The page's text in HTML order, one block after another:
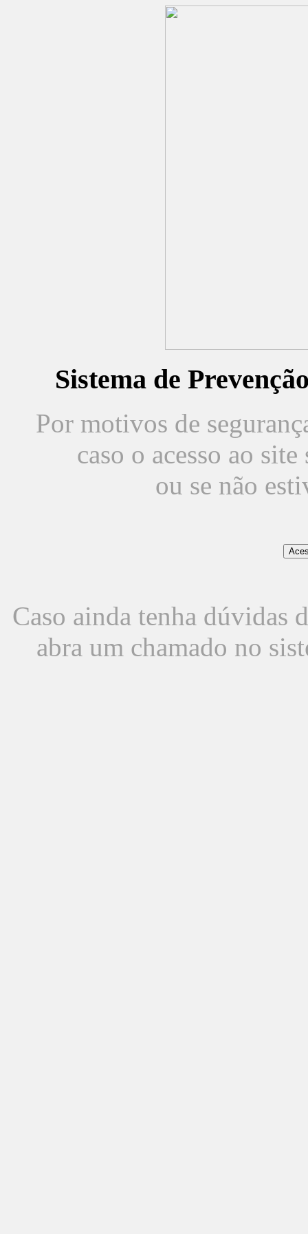
Sistema de
Por motivos de
caso o acesso ao
ou se não
Caso ainda tenha dúvidas
abra um chamado no